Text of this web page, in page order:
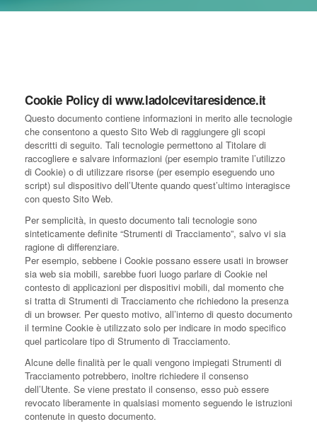
Cookie Policy di www.ladolcevitaresidence.it
Questo documento contiene informazioni in merito alle tecnologie
che consentono a questo Sito Web di raggiungere gli scopi
descritti di seguito. Tali tecnologie permettono al Titolare di
raccogliere e salvare informazioni (per esempio tramite l’utilizzo
di Cookie) o di utilizzare risorse (per esempio eseguendo uno
script) sul dispositivo dell’Utente quando quest’ultimo interagisce
con questo Sito Web.
Per semplicità, in questo documento tali tecnologie sono
sinteticamente definite “Strumenti di Tracciamento”, salvo vi sia
ragione di differenziare.
Per esempio, sebbene i Cookie possano essere usati in browser
sia web sia mobili, sarebbe fuori luogo parlare di Cookie nel
contesto di applicazioni per dispositivi mobili, dal momento che
si tratta di Strumenti di Tracciamento che richiedono la presenza
di un browser. Per questo motivo, all’interno di questo documento
il termine Cookie è utilizzato solo per indicare in modo specifico
quel particolare tipo di Strumento di Tracciamento.
Alcune delle finalità per le quali vengono impiegati Strumenti di
Tracciamento potrebbero, inoltre richiedere il consenso
dell’Utente. Se viene prestato il consenso, esso può essere
revocato liberamente in qualsiasi momento seguendo le istruzioni
contenute in questo documento.